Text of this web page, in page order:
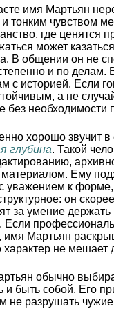
имя Мартьян
тонким чувством
где ценятся
может
В общении он не
и по делам.
с историей. Если
а не
без необходимости
хорошо звучит в
глубина. Такой
Ему
к форме,
он
за умение держать
Если
, имя Мартьян
не мешает
обычно
быть собой. Его
не разрушать